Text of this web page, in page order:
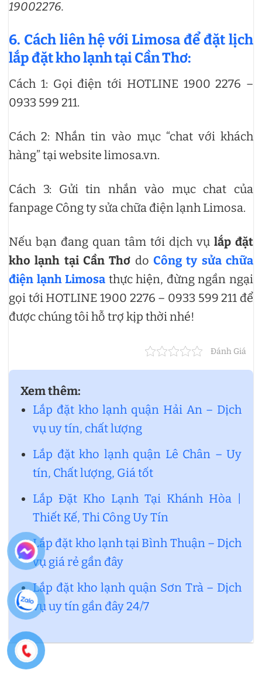
19002276.
6. Cách liên hệ với Limosa để đặt lịch
lắp đặt kho lạnh tại Cần Thơ:
Cách 1: Gọi điện tới HOTLINE 1900 2276 –
0933 599 211.
Cách 2: Nhắn tin vào mục “chat với khách
hàng” tại website limosa.vn.
Cách 3: Gửi tin nhắn vào mục chat của
fanpage Công ty sửa chữa điện lạnh Limosa.
Nếu bạn đang quan tâm tới dịch vụ lắp đặt
kho lạnh tại Cần Thơ doCông ty sửa chữa
điện lạnh Limosa thực hiện, đừng ngần ngại
gọi tới HOTLINE 1900 2276 – 0933 599 211 để
được chúng tôi hỗ trợ kịp thời nhé!
Đánh Giá
Xem thêm:
Lắp đặt kho lạnh quận Hải An – Dịch
vụ uy tín, chất lượng
Lắp đặt kho lạnh quận Lê Chân – Uy
tín, Chất lượng, Giá tốt
Lắp Đặt Kho Lạnh Tại Khánh Hòa |
Thiết Kế, Thi Công Uy Tín
Lắp đặt kho lạnh tại Bình Thuận – Dịch
vụ giá rẻ gần đây
Lắp đặt kho lạnh quận Sơn Trà – Dịch
vụ uy tín gần đây 24/7